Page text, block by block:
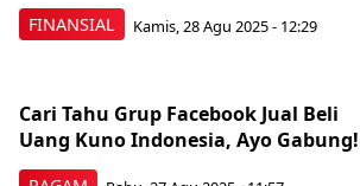
FINANSIAL Kamis, 28 Agu 2025 - 12:29
Cari Tahu Grup Facebook Jual Beli
Uang Kuno Indonesia, Ayo Gabung!